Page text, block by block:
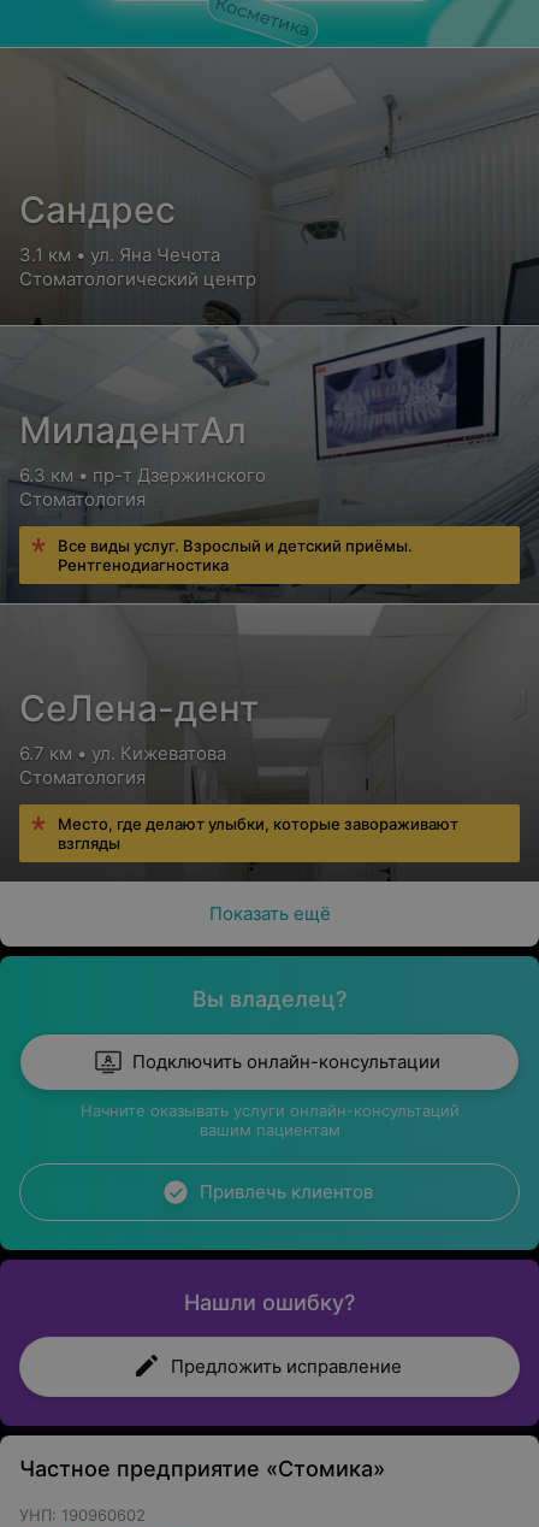
Сандрес
3.1 км • ул. Яна Чечота
Стоматологический центр
МиладентАл
6.3 км • пр-т Дзержинского
Стоматология
Все виды услуг. Взрослый и детский приёмы.
Рентгенодиагностика
СеЛена-дент
6.7 км • ул. Кижеватова
Стоматология
Место, где делают улыбки, которые завораживают
взгляды
Показать ещё
Вы владелец?
Подключить онлайн-консультации
Начните оказывать услуги онлайн-консультаций
вашим пациентам
Привлечь клиентов
Нашли ошибку?
Предложить исправление
Частное предприятие «Стомика»
УНП: 190960602